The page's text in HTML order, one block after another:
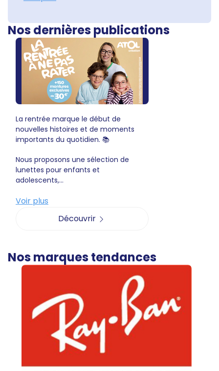
Nos dernières publications
La rentrée marque le début de
nouvelles histoires et de moments
importants du quotidien. 📚
Nous proposons une sélection de
lunettes pour enfants et
adolescents,...
Voir plus
Découvrir
Nos marques tendances